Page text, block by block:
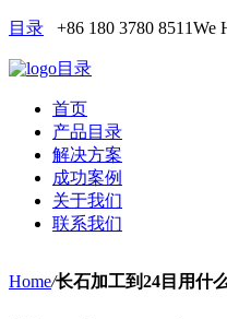
目录 +86 180 3780 8511We
目录
首页
产品目录
解决方案
成功案例
关于我们
联系我们
Home/长石加工到24目用什